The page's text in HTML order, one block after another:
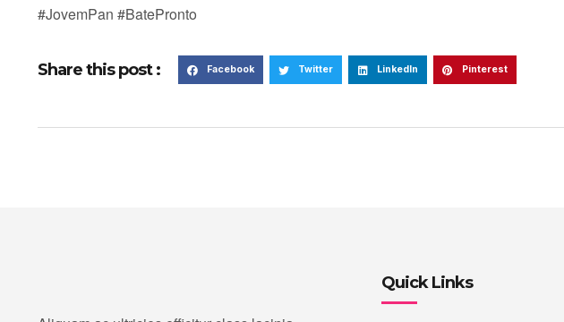
#JovemPan #BatePronto
Share this post : Facebook Twitter LinkedIn Pinterest
Quick Links